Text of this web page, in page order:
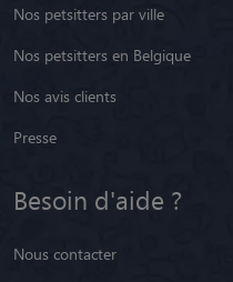
Nos petsitters par ville
Nos petsitters en Belgique
Nos avis clients
Presse
Besoin d'aide ?
Nous contacter